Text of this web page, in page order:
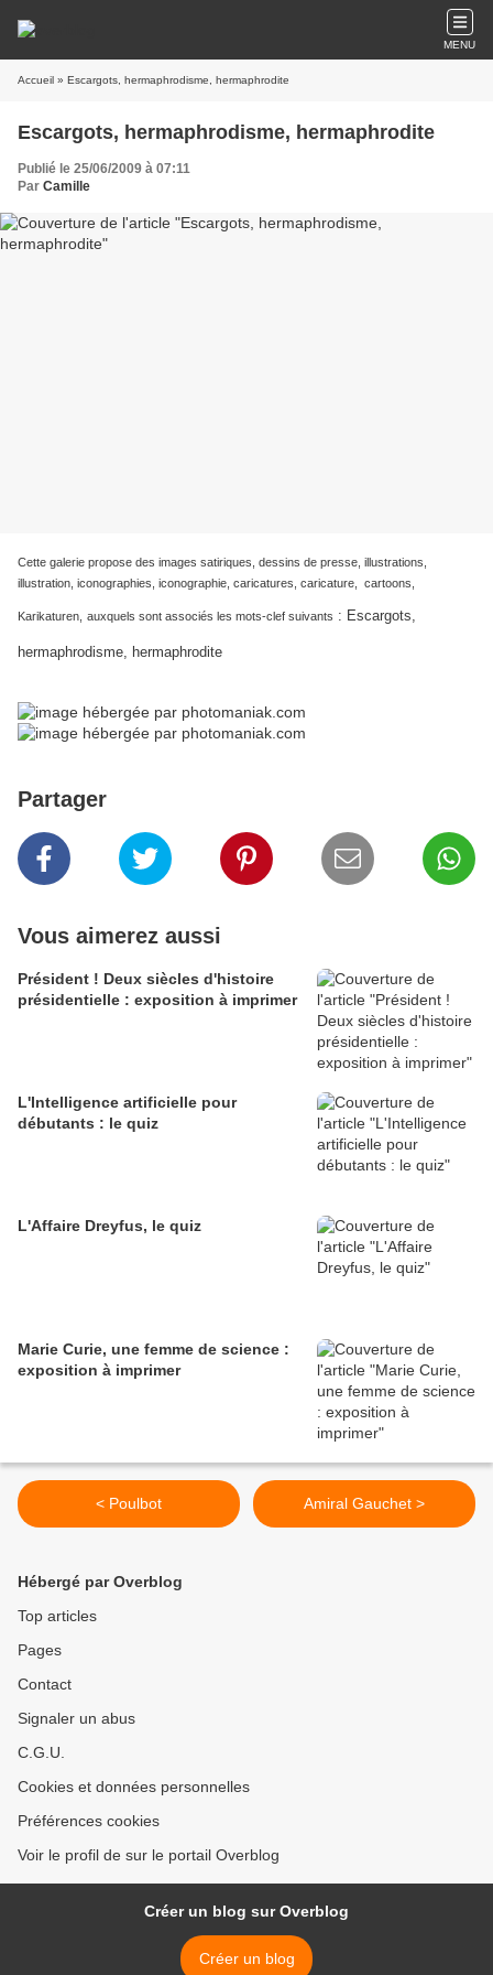
MENU
Accueil » Escargots, hermaphrodisme, hermaphrodite
Escargots, hermaphrodisme, hermaphrodite
Publié le 25/06/2009 à 07:11
Par Camille
Cette galerie propose des images satiriques, dessins de presse, illustrations,
illustration, iconographies, iconographie, caricatures, caricature, cartoons,
Karikaturen, auxquels sont associés les mots-clef suivants : Escargots,
hermaphrodisme, hermaphrodite
Partager
Vous aimerez aussi
Président ! Deux siècles d'histoire
présidentielle : exposition à imprimer
L'Intelligence artificielle pour
débutants : le quiz
L'Affaire Dreyfus, le quiz
Marie Curie, une femme de science :
exposition à imprimer
< Poulbot Amiral Gauchet >
Hébergé par Overblog
Top articles
Pages
Contact
Signaler un abus
C.G.U.
Cookies et données personnelles
Préférences cookies
Voir le profil de sur le portail Overblog
Créer un blog sur Overblog
Créer un blog